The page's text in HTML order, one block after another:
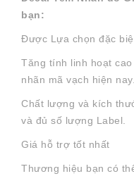
bạn:
Được Lựa chọn đặc
Tăng tính linh hoạt
nhãn mã vạch hiện nay.
Chất lượng và kích
và đủ số lượng Label.
Giá hỗ trợ tốt nhất
Thương hiệu bạn có